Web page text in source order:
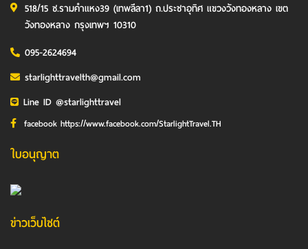
518/15 ซ.รามคำแหง39 (เทพลีลา1) ถ.ประชาอุทิศ แขวงวังทองหลาง เขต
วังทองหลาง กรุงเทพฯ 10310
095-2624694
starlighttravelth@gmail.com
Line ID @starlighttravel
facebook https://www.facebook.com/StarlightTravel.TH
ใบอนุญาต
ข่าวเว็บไซต์